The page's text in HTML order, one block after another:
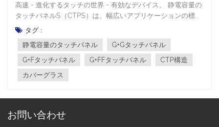
高速 - 進化するタッチの世界 - 有効なデバイス、 静電容量の
タッチパネルS（CTPS）は、幅広いアプリケーションの標準
インターフェイスとなっています。違うことを理解する CTP
G+G、G+F、G+FFなどの構造は、デバイスメーカーと消費者
の両方にとって重要です。ここでは、各構造の特性、利点、
短所、および適切なアプリケーションシナリオを掘り下げま
す。 1。G + G（ガラス +ガラス）構造 G + G（ガラス +ガラ
ス） 構造は、2層のガラスで構成されています。表面カバ
供します。内側の層はセンサーガラスで、通常は伊藤ガラス
タグ :
静電容量のタッチパネル
G+Gタッチパネル
G+Fタッチパネル
G+FFタッチパネル
CTP構造
カバーグラス
お問い合わせ